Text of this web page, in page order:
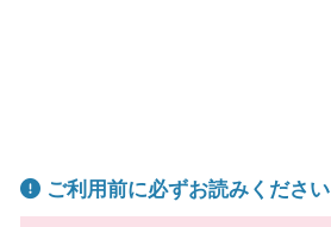
ご利用前に必ずお読みください